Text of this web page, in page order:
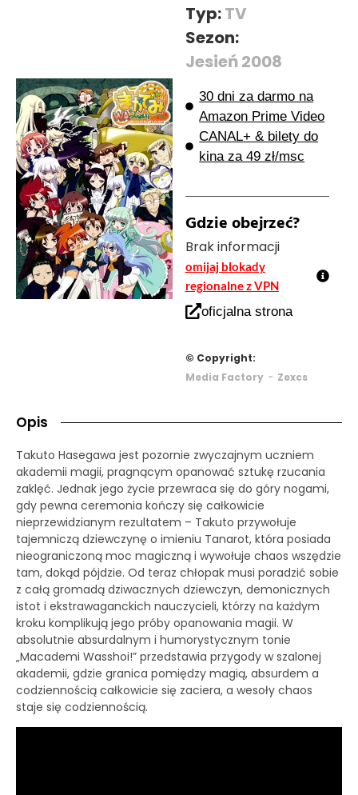
Typ:TV
Sezon:
Jesień 2008
30 dni za darmo na
Amazon Prime Video
CANAL+ & bilety do
kina za 49 zł/msc
Gdzie obejrzeć?
Brak informacji
omijaj blokady
regionalne z VPN
oficjalna strona
© Copyright:
Media Factory- Zexcs
Opis
Takuto Hasegawa jest pozornie zwyczajnym uczniem
akademii magii, pragnącym opanować sztukę rzucania
zaklęć. Jednak jego życie przewraca się do góry nogami,
gdy pewna ceremonia kończy się całkowicie
nieprzewidzianym rezultatem – Takuto przywołuje
tajemniczą dziewczynę o imieniu Tanarot, która posiada
nieograniczoną moc magiczną i wywołuje chaos wszędzie
tam, dokąd pójdzie. Od teraz chłopak musi poradzić sobie
z całą gromadą dziwacznych dziewczyn, demonicznych
istot i ekstrawaganckich nauczycieli, którzy na każdym
kroku komplikują jego próby opanowania magii. W
absolutnie absurdalnym i humorystycznym tonie
„Macademi Wasshoi!” przedstawia przygody w szalonej
akademii, gdzie granica pomiędzy magią, absurdem a
codziennością całkowicie się zaciera, a wesoły chaos
staje się codziennością.